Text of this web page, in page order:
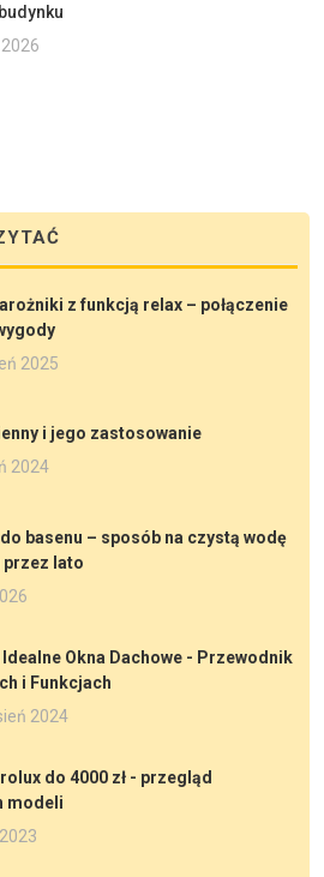
z funkcją relax – połączenie
2025
i jego zastosowanie
2024
basenu – sposób na czystą wodę
przez lato
Okna Dachowe - Przewodnik
i Funkcjach
2024
do 4000 zł - przegląd
modeli